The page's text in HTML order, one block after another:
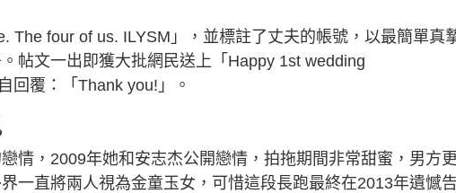
The four of us. ILYSM」，並標註了丈夫的帳號，以最簡單真
帖文一出即獲大批網民送上「Happy 1st wedding
回覆：「Thank you!」。
情，2009年她和安志杰公開戀情，拍拖期間非常甜蜜，男方
一直將兩人視為金童玉女，可惜這段長跑最終在2013年遺憾